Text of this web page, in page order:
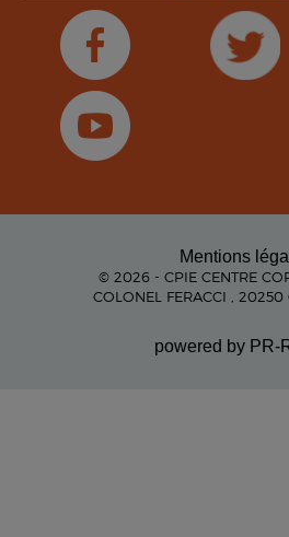
Mentions
© 2026 - CPIE CENTRE
COLONEL FERACCI , 20250
powered by PR-